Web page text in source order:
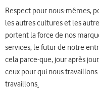
Respect pour nous-mêmes,
les autres cultures et les
portent la force de nos
services, le futur de notre
cela parce-que, jour après
ceux pour qui nous
travaillons